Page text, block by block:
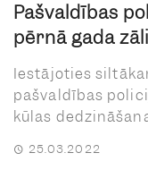
Pašvaldības
pērnā gada
Iestājoties
pašvaldības
kūlas
25.03.2022